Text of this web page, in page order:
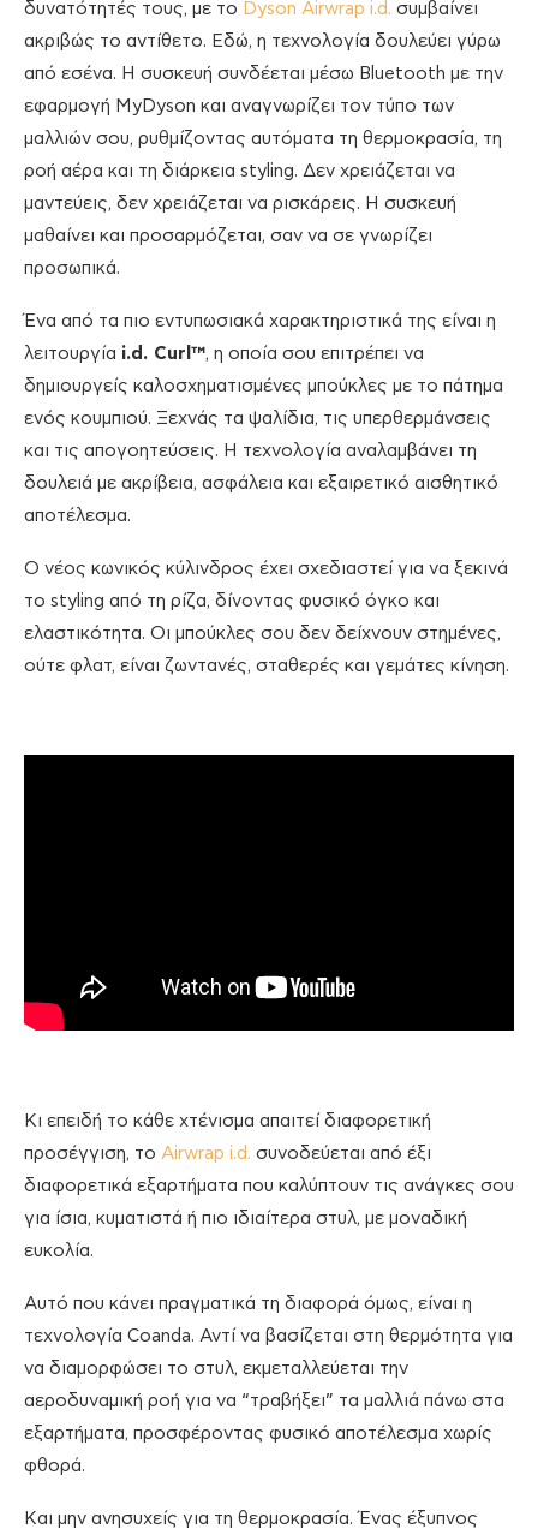
δυνατότητές τους, με το Dyson Airwrap i.d. συμβαίνει
ακριβώς το αντίθετο. Εδώ, η τεχνολογία δουλεύει γύρω
από εσένα. Η συσκευή συνδέεται μέσω Bluetooth με την
εφαρμογή MyDyson και αναγνωρίζει τον τύπο των
μαλλιών σου, ρυθμίζοντας αυτόματα τη θερμοκρασία, τη
ροή αέρα και τη διάρκεια styling. Δεν χρειάζεται να
μαντεύεις, δεν χρειάζεται να ρισκάρεις. H συσκευή
μαθαίνει και προσαρμόζεται, σαν να σε γνωρίζει
προσωπικά.
Ένα από τα πιο εντυπωσιακά χαρακτηριστικά της είναι η
λειτουργία i.d. Curl™, η οποία σου επιτρέπει να
δημιουργείς καλοσχηματισμένες μπούκλες με το πάτημα
ενός κουμπιού. Ξεχνάς τα ψαλίδια, τις υπερθερμάνσεις
και τις απογοητεύσεις. Η τεχνολογία αναλαμβάνει τη
δουλειά με ακρίβεια, ασφάλεια και εξαιρετικό αισθητικό
αποτέλεσμα.
Ο νέος κωνικός κύλινδρος έχει σχεδιαστεί για να ξεκινά
το styling από τη ρίζα, δίνοντας φυσικό όγκο και
ελαστικότητα. Οι μπούκλες σου δεν δείχνουν στημένες,
ούτε φλατ, είναι ζωντανές, σταθερές και γεμάτες κίνηση.
Κι επειδή το κάθε χτένισμα απαιτεί διαφορετική
προσέγγιση, το Airwrap i.d. συνοδεύεται από έξι
διαφορετικά εξαρτήματα που καλύπτουν τις ανάγκες σου
για ίσια, κυματιστά ή πιο ιδιαίτερα στυλ, με μοναδική
ευκολία.
Αυτό που κάνει πραγματικά τη διαφορά όμως, είναι η
τεχνολογία Coanda. Αντί να βασίζεται στη θερμότητα για
να διαμορφώσει το στυλ, εκμεταλλεύεται την
αεροδυναμική ροή για να “τραβήξει” τα μαλλιά πάνω στα
εξαρτήματα, προσφέροντας φυσικό αποτέλεσμα χωρίς
φθορά.
Και μην ανησυχείς για τη θερμοκρασία. Ένας έξυπνος